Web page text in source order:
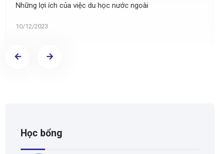
Những lợi ích của việc du học nước ngoài
10/12/2023
Học bổng